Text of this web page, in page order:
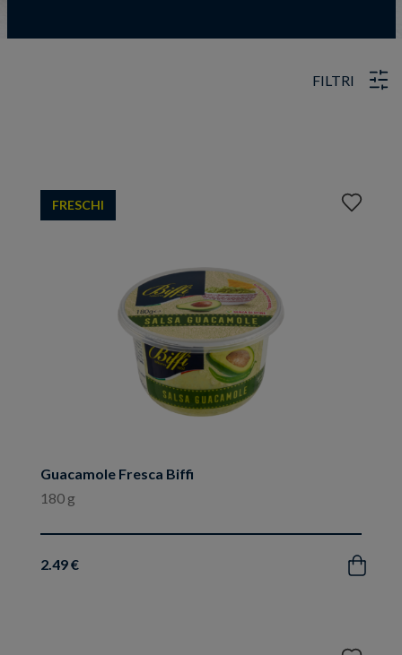
FILTRI
Guacamole Fresca Biffi
180 g
2.49 € Acquista
FRESCHI
Aggiungi